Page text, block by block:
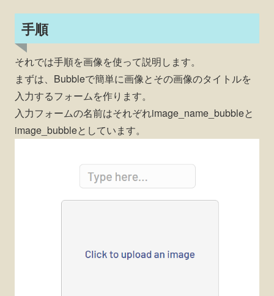
手順
それでは手順を画像を使って説明します。
まずは、Bubbleで簡単に画像とその画像のタイトルを
入力するフォームを作ります。
入力フォームの名前はそれぞれimage_name_bubbleと
image_bubbleとしています。